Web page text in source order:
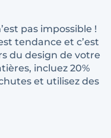
pas impossible !
tendance et c’est
du design de votre
incluez 20%
et utilisez des